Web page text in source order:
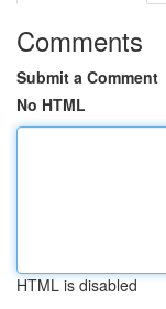
Comments
Submit a Comment
No HTML
HTML is disabled